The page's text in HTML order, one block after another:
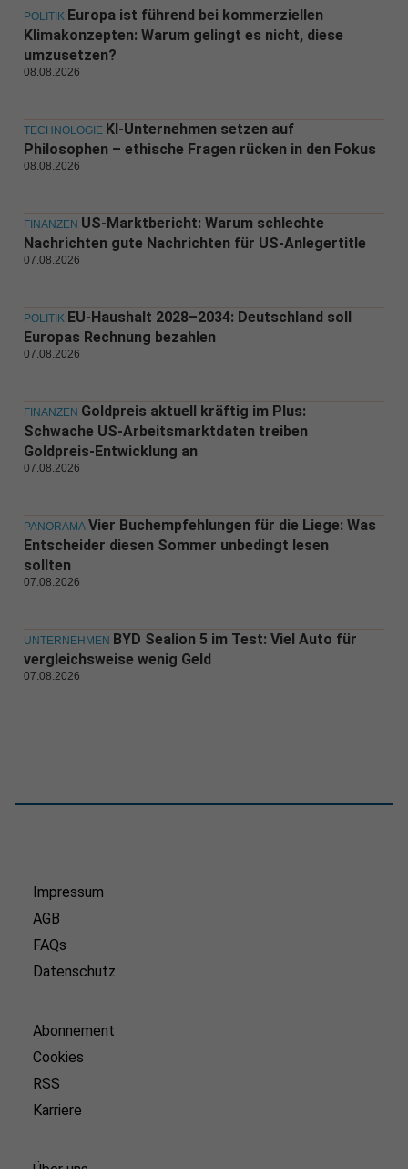
POLITIK Europa ist führend bei kommerziellen
Klimakonzepten: Warum gelingt es nicht, diese
umzusetzen?
08.08.2026
TECHNOLOGIE KI-Unternehmen setzen auf
Philosophen – ethische Fragen rücken in den Fokus
08.08.2026
FINANZEN US-Marktbericht: Warum schlechte
Nachrichten gute Nachrichten für US-Anlegertitle
07.08.2026
POLITIK EU-Haushalt 2028–2034: Deutschland soll
Europas Rechnung bezahlen
07.08.2026
FINANZEN Goldpreis aktuell kräftig im Plus:
Schwache US-Arbeitsmarktdaten treiben
Goldpreis-Entwicklung an
07.08.2026
PANORAMA Vier Buchempfehlungen für die Liege: Was
Entscheider diesen Sommer unbedingt lesen
sollten
07.08.2026
UNTERNEHMEN BYD Sealion 5 im Test: Viel Auto für
vergleichsweise wenig Geld
07.08.2026
Impressum
AGB
FAQs
Datenschutz
Abonnement
Cookies
RSS
Karriere